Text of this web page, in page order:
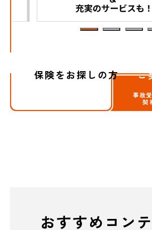
保険をお探しの方 ご
事故
契
おすすめコン